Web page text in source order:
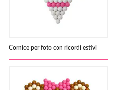
Cornice per foto con ricordi estivi